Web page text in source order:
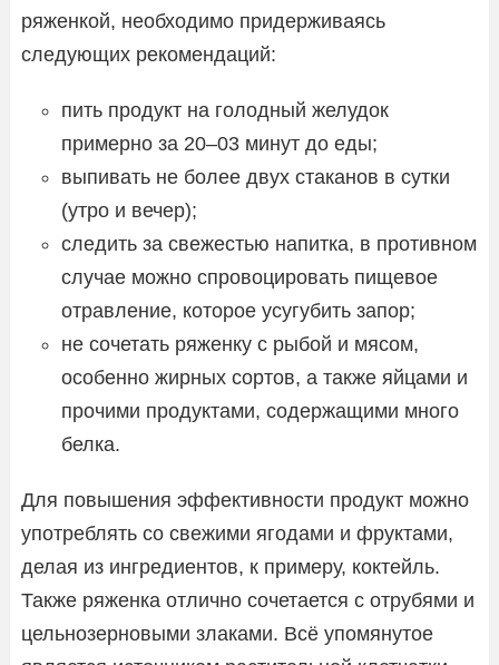
ряженкой, необходимо придерживаясь
следующих рекомендаций:
пить продукт на голодный желудок
примерно за 20–03 минут до еды;
выпивать не более двух стаканов в сутки
(утро и вечер);
следить за свежестью напитка, в противном
случае можно спровоцировать пищевое
отравление, которое усугубить запор;
не сочетать ряженку с рыбой и мясом,
особенно жирных сортов, а также яйцами и
прочими продуктами, содержащими много
белка.
Для повышения эффективности продукт можно
употреблять со свежими ягодами и фруктами,
делая из ингредиентов, к примеру, коктейль.
Также ряженка отлично сочетается с отрубями и
цельнозерновыми злаками. Всё упомянутое